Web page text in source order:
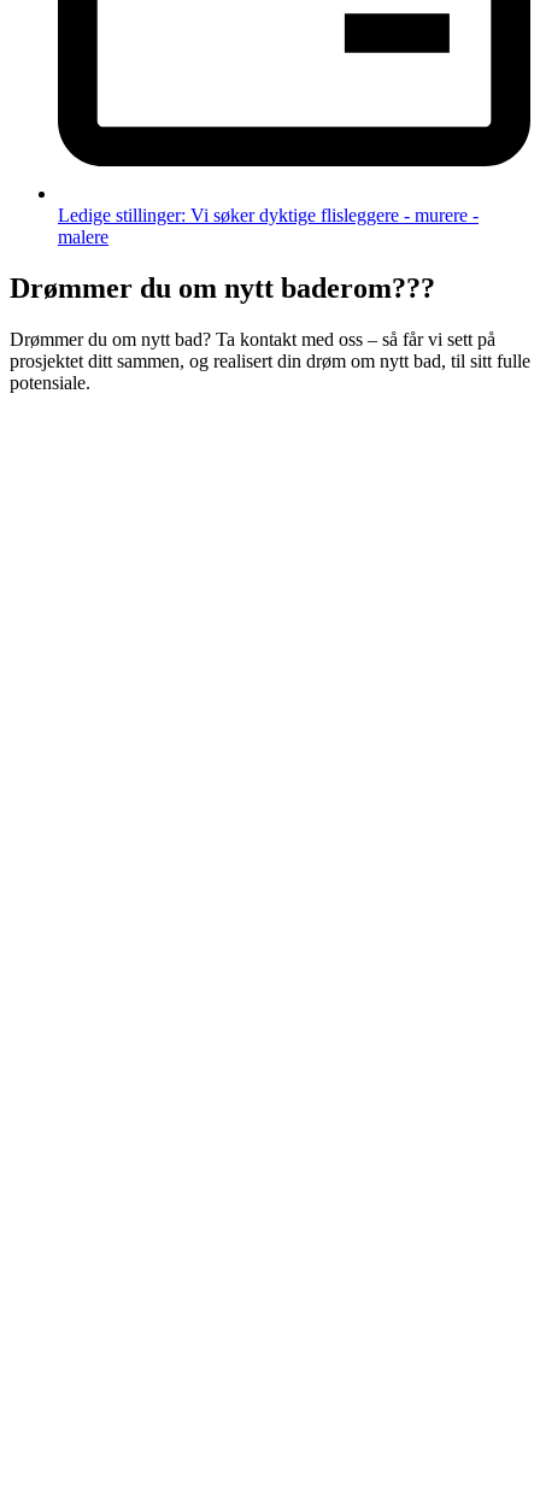
Ledige stillinger: Vi søker dyktige flisleggere - murere -
malere​
Drømmer du om nytt baderom???
Drømmer du om nytt bad? Ta kontakt med oss – så får vi sett på
prosjektet ditt sammen, og realisert din drøm om nytt bad, til sitt fulle
potensiale.